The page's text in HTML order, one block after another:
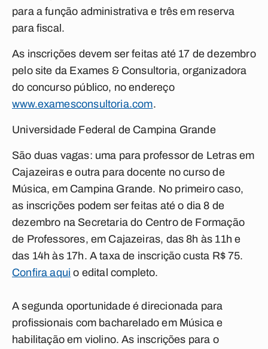
para a função administrativa e três em reserva
para fiscal.
As inscrições devem ser feitas até 17 de dezembro
pelo site da Exames & Consultoria, organizadora
do concurso público, no endereço
www.examesconsultoria.com.
Universidade Federal de Campina Grande
São duas vagas: uma para professor de Letras em
Cajazeiras e outra para docente no curso de
Música, em Campina Grande. No primeiro caso,
as inscrições podem ser feitas até o dia 8 de
dezembro na Secretaria do Centro de Formação
de Professores, em Cajazeiras, das 8h às 11h e
das 14h às 17h. A taxa de inscrição custa R$ 75.
Confira aqui o edital completo.
A segunda oportunidade é direcionada para
profissionais com bacharelado em Música e
habilitação em violino. As inscrições para o